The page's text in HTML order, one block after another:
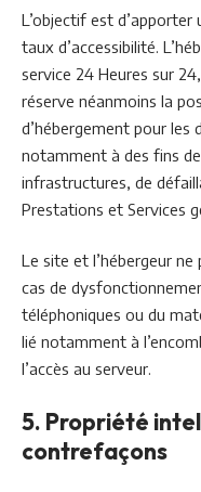
L’objectif est
taux d’accessibilité.
service 24 Heures sur
réserve néanmoins la
d’hébergement pour les
notamment à des fins
infrastructures, de
Prestations et Services
Le site et l’hébergeur
cas de
téléphoniques ou du
lié notamment à
l’accès au serveur.
5. Propriété
contrefaçons